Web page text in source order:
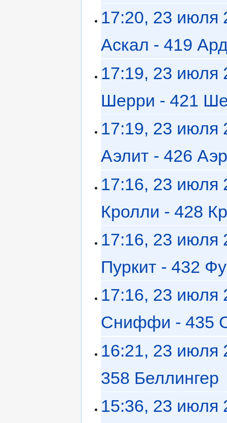
17:20, 23 июля
Аскал - 419
17:19, 23 июля
Шерри - 421
17:19, 23 июля
Аэлит - 426
17:16, 23 июля
Кролли - 428
17:16, 23 июля
Пуркит - 432
17:16, 23 июля
Сниффи - 435
16:21, 23 июля
358 Беллингер
15:36, 23 июля